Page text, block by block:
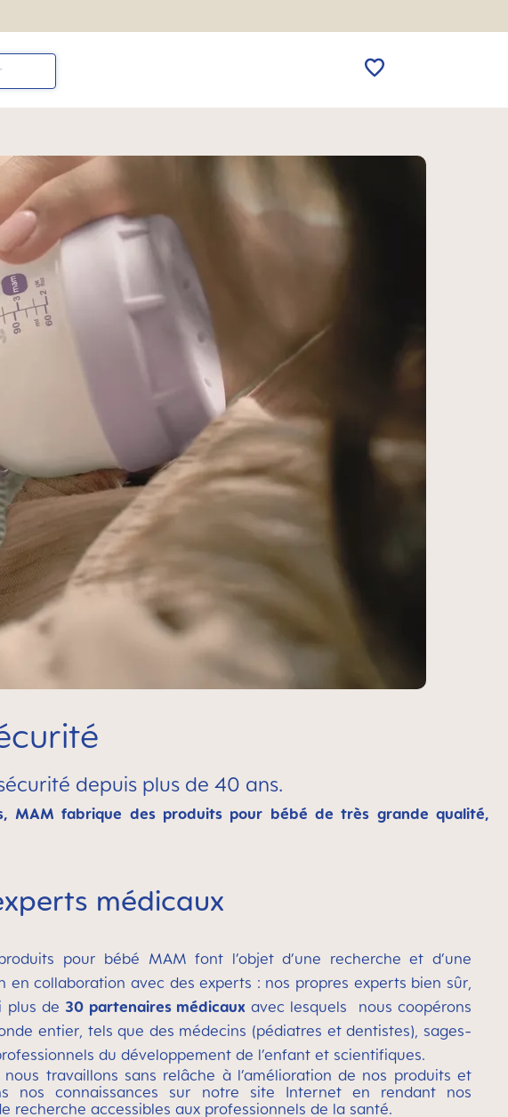
depuis plus de 40 ans.
fabrique des produits pour bébé de très grande qualité,
médicaux
pour bébé MAM font l’objet d’une recherche et d’une
en collaboration avec des experts : nos propres experts bien sûr,
plus de 30 partenaires médicaux avec lesquels nous coopérons
entier, tels que des médecins (pédiatres et dentistes), sages-
du développement de l’enfant et scientifiques.
nous travaillons sans relâche à l’amélioration de nos produits et
nos connaissances sur notre site Internet en rendant nos
recherche accessibles aux professionnels de la santé.